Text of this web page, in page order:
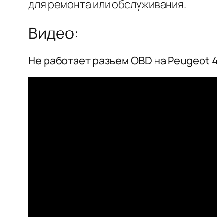
для ремонта или обслуживания.
Видео:
Не работает разъем OBD на Peugeot